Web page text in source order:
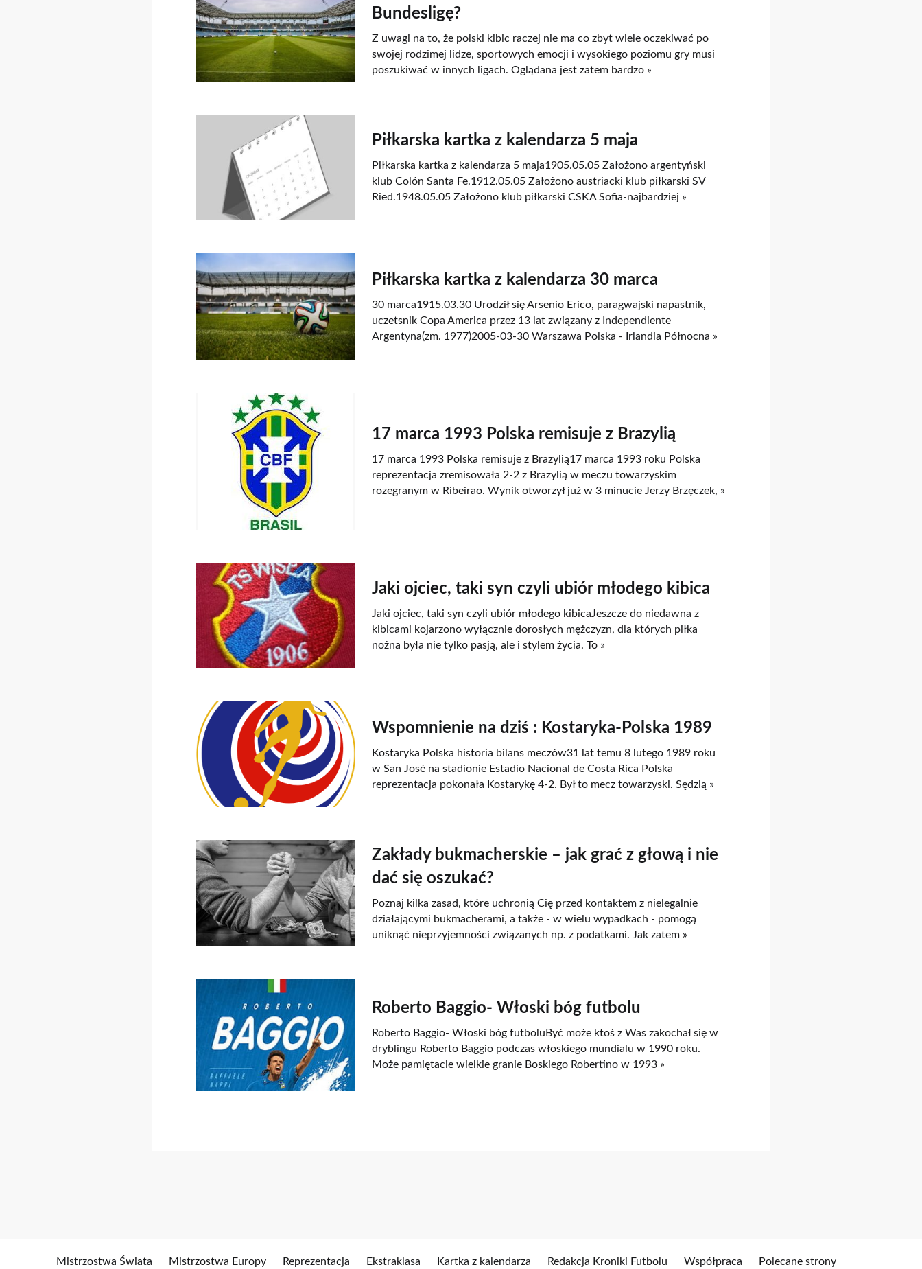
Bundesligę?
Z uwagi na to, że polski kibic raczej nie ma co zbyt wiele oczekiwać po
swojej rodzimej lidze, sportowych emocji i wysokiego poziomu gry musi
poszukiwać w innych ligach. Oglądana jest zatem bardzo »
Piłkarska kartka z kalendarza 5 maja
Piłkarska kartka z kalendarza 5 maja1905.05.05 Założono argentyński
klub Colón Santa Fe.1912.05.05 Założono austriacki klub piłkarski SV
Ried.1948.05.05 Założono klub piłkarski CSKA Sofia-najbardziej »
Piłkarska kartka z kalendarza 30 marca
30 marca1915.03.30 Urodził się Arsenio Erico, paragwajski napastnik,
uczetsnik Copa America przez 13 lat związany z Independiente
Argentyna(zm. 1977)2005-03-30 Warszawa Polska - Irlandia Północna »
17 marca 1993 Polska remisuje z Brazylią
17 marca 1993 Polska remisuje z Brazylią17 marca 1993 roku Polska
reprezentacja zremisowała 2-2 z Brazylią w meczu towarzyskim
rozegranym w Ribeirao. Wynik otworzył już w 3 minucie Jerzy Brzęczek, »
Jaki ojciec, taki syn czyli ubiór młodego kibica
Jaki ojciec, taki syn czyli ubiór młodego kibicaJeszcze do niedawna z
kibicami kojarzono wyłącznie dorosłych mężczyzn, dla których piłka
nożna była nie tylko pasją, ale i stylem życia. To »
Wspomnienie na dziś : Kostaryka-Polska 1989
Kostaryka Polska historia bilans meczów31 lat temu 8 lutego 1989 roku
w San José na stadionie Estadio Nacional de Costa Rica Polska
reprezentacja pokonała Kostarykę 4-2. Był to mecz towarzyski. Sędzią »
Zakłady bukmacherskie – jak grać z głową i nie
dać się oszukać?
Poznaj kilka zasad, które uchronią Cię przed kontaktem z nielegalnie
działającymi bukmacherami, a także - w wielu wypadkach - pomogą
uniknąć nieprzyjemności związanych np. z podatkami. Jak zatem »
Roberto Baggio- Włoski bóg futbolu
Roberto Baggio- Włoski bóg futboluByć może ktoś z Was zakochał się w
dryblingu Roberto Baggio podczas włoskiego mundialu w 1990 roku.
Może pamiętacie wielkie granie Boskiego Robertino w 1993 »
Mistrzostwa Świata Mistrzostwa Europy Reprezentacja Ekstraklasa Kartka z kalendarza Redakcja Kroniki Futbolu Współpraca Polecane strony